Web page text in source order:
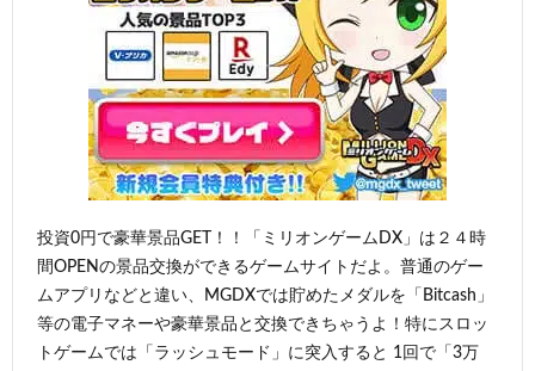
投資0円で豪華景品GET！！「ミリオンゲームDX」は２４時
間OPENの景品交換ができるゲームサイトだよ。普通のゲー
ムアプリなどと違い、MGDXでは貯めたメダルを「Bitcash」
等の電子マネーや豪華景品と交換できちゃうよ！特にスロッ
トゲームでは「ラッシュモード」に突入すると 1回で「3万